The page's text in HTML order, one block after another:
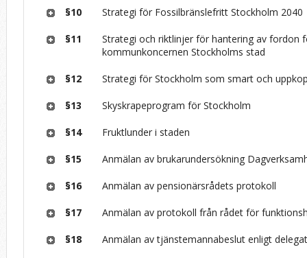
§10 Strategi för Fossilbränslefritt Stockholm 2040
§11
Strategi och riktlinjer för hantering av fordon
kommunkoncernen Stockholms stad
§12 Strategi för Stockholm som smart och
§13 Skyskrapeprogram för Stockholm
§14 Fruktlunder i staden
§15 Anmälan av brukarundersökning
§16 Anmälan av pensionärsrådets protokoll
§17 Anmälan av protokoll från rådet för
§18 Anmälan av tjänstemannabeslut enligt